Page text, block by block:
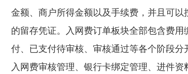
金额、商户所得金额以及手续费，并且可
的留存凭证。入网费订单板块全部包含费
付、已支付待审核、审核通过等各个阶段
入网费审核管理、银行卡绑定管理、进件